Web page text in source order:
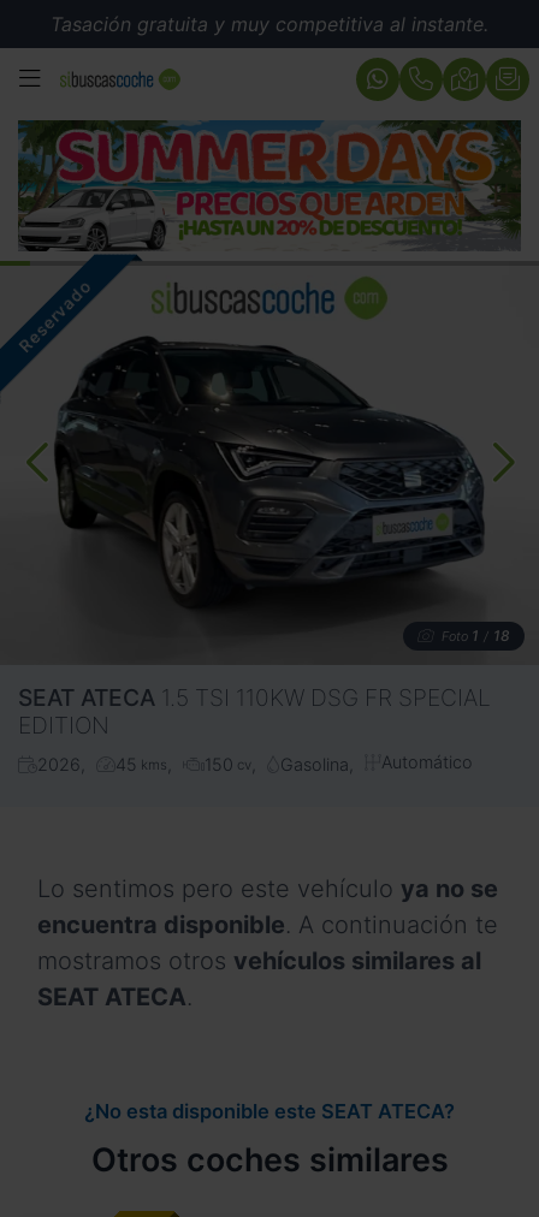
Tasación gratuita y muy competitiva al instante.
MENÚ
Foto 1 / 18
SEAT ATECA 1.5 TSI 110KW DSG FR SPECIAL
EDITION
2026 45 kms 150 cv Gasolina Automático
Lo sentimos pero este vehículo ya no se
encuentra disponible. A continuación te
mostramos otros vehículos similares al
SEAT ATECA.
¿No esta disponible este SEAT ATECA?
Otros coches similares